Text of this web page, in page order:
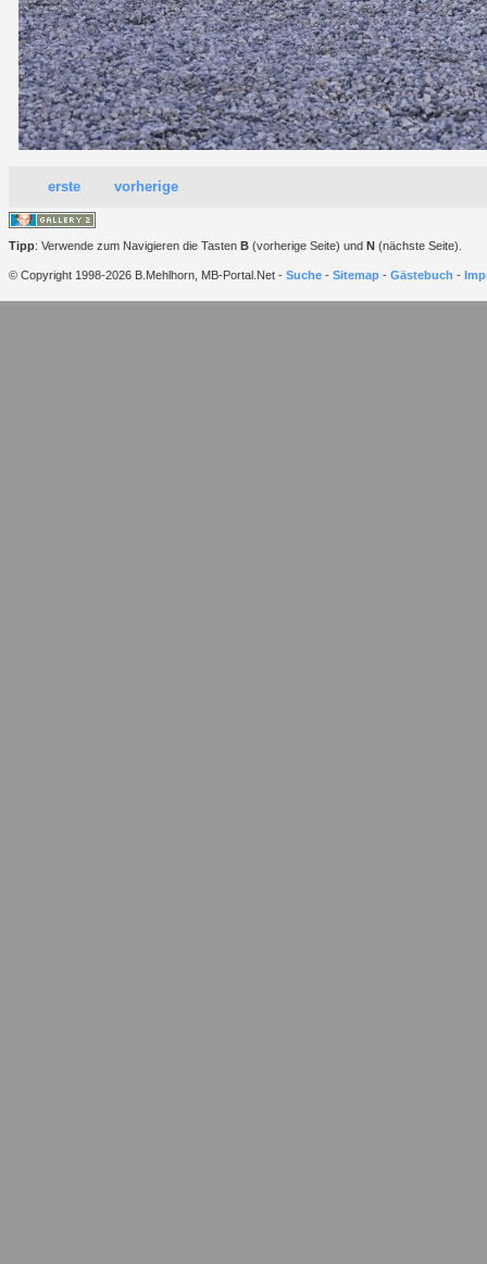
erste vorherige
Tipp: Verwende zum Navigieren die Tasten B (vorherige Seite) und N (nächste Seite).
© Copyright 1998-2026 B.Mehlhorn, MB-Portal.Net - Suche - Sitemap - Gästebuch -